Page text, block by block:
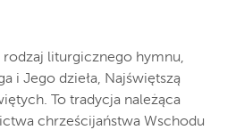
rodzaj liturgicznego hymnu,
i Jego dzieła, Najświętszą
To tradycja należąca
chrześcijaństwa Wschodu